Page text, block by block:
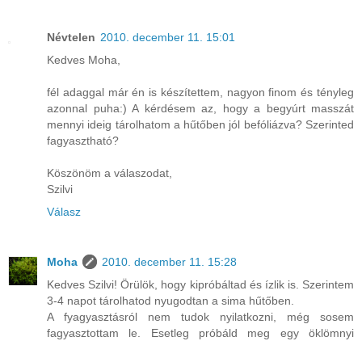
Névtelen 2010. december 11. 15:01
Kedves Moha,
fél adaggal már én is készítettem, nagyon finom és tényleg
azonnal puha:) A kérdésem az, hogy a begyúrt masszát
mennyi ideig tárolhatom a hűtőben jól befóliázva? Szerinted
fagyasztható?
Köszönöm a válaszodat,
Szilvi
Válasz
Moha
2010. december 11. 15:28
Kedves Szilvi! Örülök, hogy kipróbáltad és ízlik is. Szerintem
3-4 napot tárolhatod nyugodtan a sima hűtőben.
A fyagyasztásról nem tudok nyilatkozni, még sosem
fagyasztottam le. Esetleg próbáld meg egy öklömnyi